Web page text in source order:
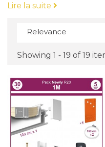
Les cimaises murales
mur. Ce système est
de murs et de
conçu pour une
parfait pour les
affichage discret de
Les cimaises murales
Lire la suite
Relevance
Showing 1 - 19 of 19